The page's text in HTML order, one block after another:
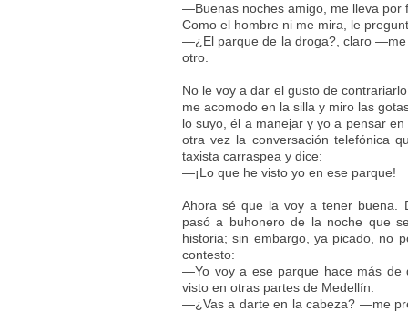
—Buenas noches amigo, me lleva por
Como el hombre ni me mira, le
—¿El parque de la droga?, claro —me
otro.
No le voy a dar el gusto de
me acomodo en la silla y miro las
lo suyo, él a manejar y yo a pensar
otra vez la conversación telefónica
taxista carraspea y dice:
—¡Lo que he visto yo en ese parque!
Ahora sé que la voy a tener buena.
pasó a buhonero de la noche que
historia; sin embargo, ya picado, no
contesto:
—Yo voy a ese parque hace más de
visto en otras partes de Medellín.
—¿Vas a darte en la cabeza? —me